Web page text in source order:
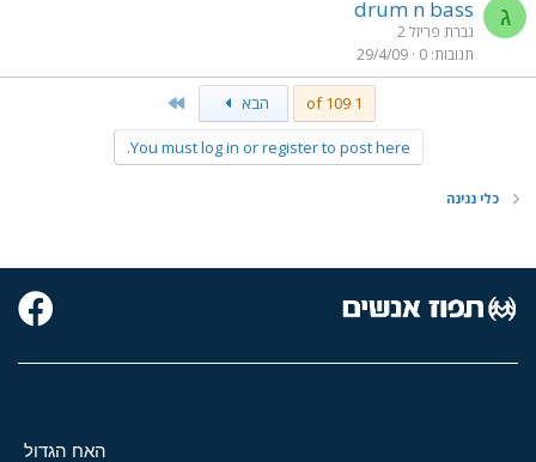
ג drum n bass
גברת פריזל 2
תגובות 0
29/4/09
1 of 109 הבא
You must log in or register to post here.
כלי נגינה
האח הגדול